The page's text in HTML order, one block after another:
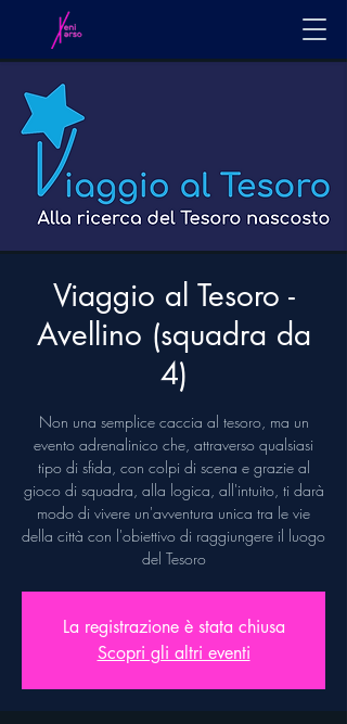
Viaggio al Tesoro -
Avellino (squadra da
4)
Non una semplice caccia al tesoro, ma un
evento adrenalinico che, attraverso qualsiasi
tipo di sfida, con colpi di scena e grazie al
gioco di squadra, alla logica, all'intuito, ti darà
modo di vivere un'avventura unica tra le vie
della città con l'obiettivo di raggiungere il luogo
del Tesoro
La registrazione è stata chiusa
Scopri gli altri eventi